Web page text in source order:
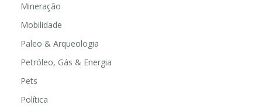
Mineração
Mobilidade
Paleo & Arqueologia
Petróleo, Gás & Energia
Pets
Política